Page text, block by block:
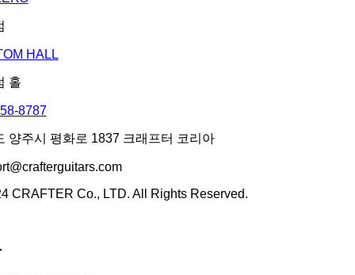
HALL
홀
8787
양주시 평화로 1837 크래프터 코리아
CRAFTER Co., LTD. All Rights Reserved.